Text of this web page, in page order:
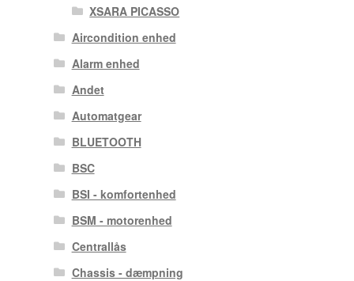
XSARA PICASSO
Aircondition enhed
Alarm enhed
Andet
Automatgear
BLUETOOTH
BSC
BSI - komfortenhed
BSM - motorenhed
Centrallås
Chassis - dæmpning